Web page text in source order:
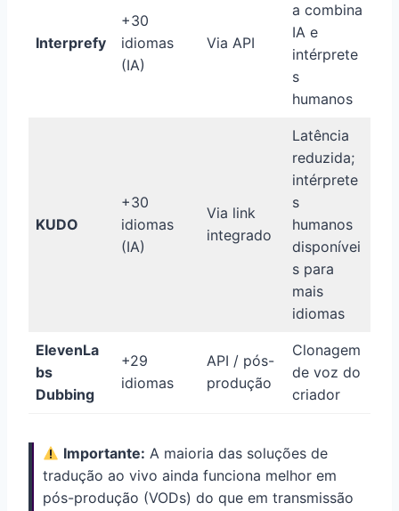
Interprefy
+30
idiomas
(IA)
Via API
a combina
IA e
intérprete
s
humanos
KUDO
+30
idiomas
(IA)
Via link
integrado
Latência
reduzida;
intérprete
s
humanos
disponívei
s para
mais
idiomas
ElevenLa
bs
Dubbing
+29
idiomas
API / pós-
produção
Clonagem
de voz do
criador
Importante: A maioria das soluções de
tradução ao vivo ainda funciona melhor em
pós-produção (VODs) do que em transmissão